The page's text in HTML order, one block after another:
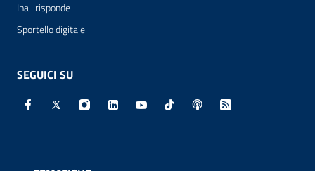
Inail risponde
Sportello digitale
SEGUICI SU
Facebook - Sito esterno - Apertura in nuova finestra
X - Sito esterno - Apertura in nuova finestra
Instagram - Sito esterno - Apertura in
Linkedin - Sito esterno - Apertura in
Youtube - Sito esterno -
TikTok - Sito esterno -
Spreaker - Sito
Feed RSS -